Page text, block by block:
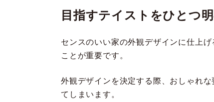
目指すテイストをひとつ
センスのいい家の外観デザインに仕上げ
ことが重要です。
外観デザインを決定する際、おしゃれ
てしまいます。